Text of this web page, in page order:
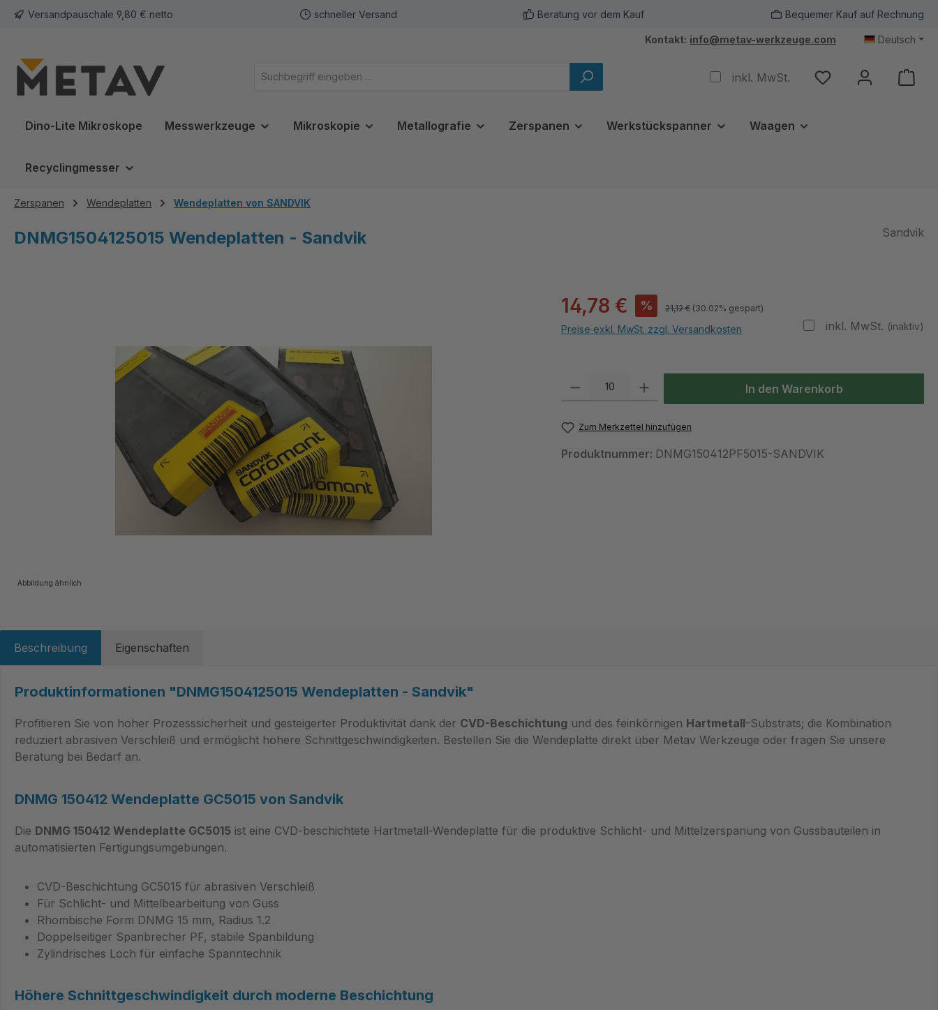
Zur Hauptnavigation springen
Versandpauschale 9,80 € netto schneller Versand Beratung vor dem Kauf Bequemer Kauf auf Rechnung
Kontakt: info@metav-werkzeuge.com Deutsch
inkl. MwSt.
Dino-Lite Mikroskope Messwerkzeuge Mikroskopie Metallografie Zerspanen Werkstückspanner Waagen
Recyclingmesser
Zerspanen Wendeplatten Wendeplatten von SANDVIK
DNMG1504125015 Wendeplatten - Sandvik Sandvik
Abbildung ähnlich
14,78 € % 21,12 € (30.02% gespart)
inkl. MwSt. (inaktiv)
Preise exkl. MwSt. zzgl. Versandkosten
In den Warenkorb
Zum Merkzettel hinzufügen
Produktnummer: DNMG150412PF5015-SANDVIK
Beschreibung Eigenschaften
Produktinformationen "DNMG1504125015 Wendeplatten - Sandvik"
Profitieren Sie von hoher Prozesssicherheit und gesteigerter Produktivität dank der CVD-Beschichtung und des feinkörnigen Hartmetall-Substrats; die Kombination
reduziert abrasiven Verschleiß und ermöglicht höhere Schnittgeschwindigkeiten. Bestellen Sie die Wendeplatte direkt über Metav Werkzeuge oder fragen Sie unsere
Beratung bei Bedarf an.
DNMG 150412 Wendeplatte GC5015 von Sandvik
Die DNMG 150412 Wendeplatte GC5015 ist eine CVD-beschichtete Hartmetall-Wendeplatte für die produktive Schlicht- und Mittelzerspanung von Gussbauteilen in
automatisierten Fertigungsumgebungen.
CVD-Beschichtung GC5015 für abrasiven Verschleiß
Für Schlicht- und Mittelbearbeitung von Guss
Rhombische Form DNMG 15 mm, Radius 1.2
Doppelseitiger Spanbrecher PF, stabile Spanbildung
Zylindrisches Loch für einfache Spanntechnik
Höhere Schnittgeschwindigkeit durch moderne Beschichtung